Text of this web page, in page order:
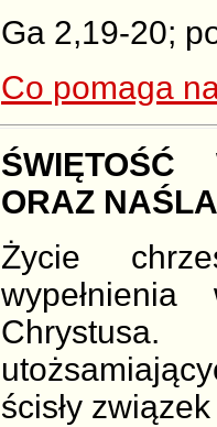
Ga 2,19-20;
Co pomaga
ŚWIĘTOŚĆ
ORAZ
Życie
ścisły